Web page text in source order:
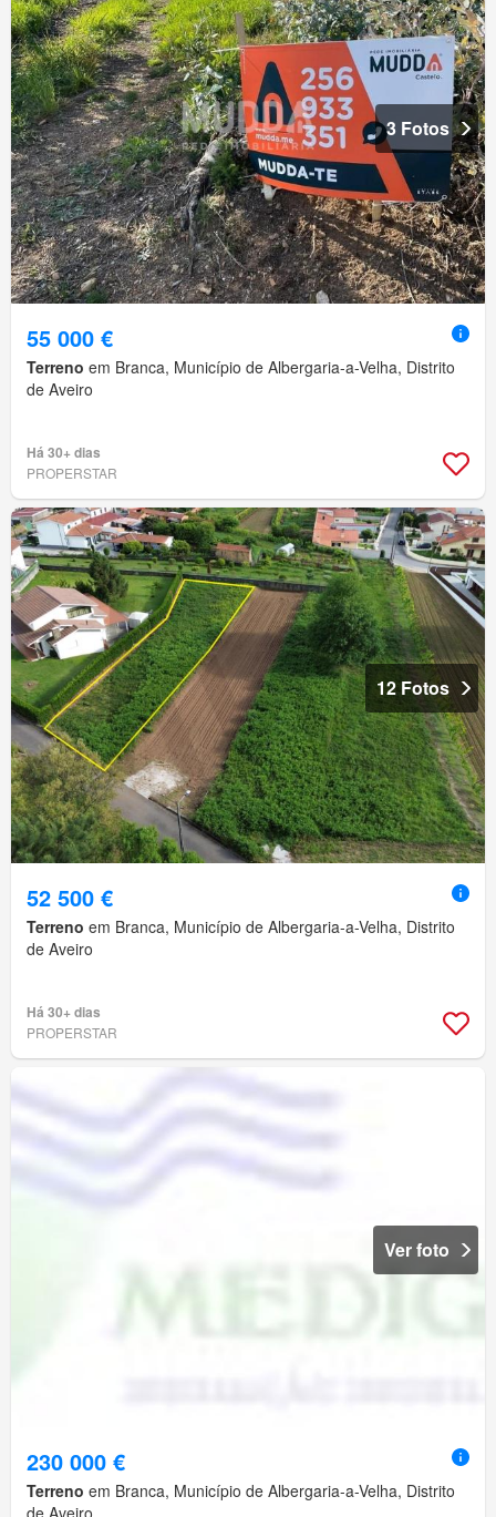
3 Fotos
55 000 €
Terreno em Branca, Município de Albergaria-a-Velha, Distrito
de Aveiro
Há 30+ dias
PROPERSTAR
12 Fotos
52 500 €
Terreno em Branca, Município de Albergaria-a-Velha, Distrito
de Aveiro
Há 30+ dias
PROPERSTAR
Ver foto
230 000 €
Terreno em Branca, Município de Albergaria-a-Velha, Distrito
de Aveiro